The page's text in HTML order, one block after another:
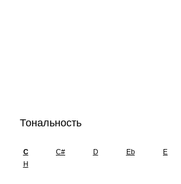
Тональность
C C# D Eb E
H